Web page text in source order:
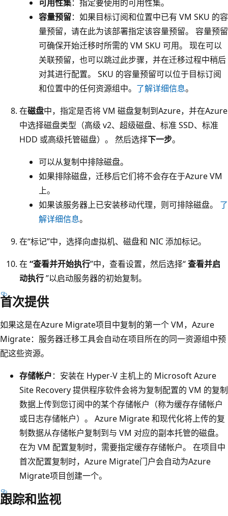
可用性集：指定要使用的可用性集。
容量预留：如果目标订阅和位置中已有 VM SKU 的容
量预留，请在此为该部署指定该容量预留。 容量预留
可确保开始迁移时所需的 VM SKU 可用。 现在可以
关联预留，也可以跳过此步骤，并在迁移过程中稍后
对其进行配置。 SKU 的容量预留可以位于目标订阅
和位置中的任何资源组中。 了解详细信息。
在磁盘中，指定是否将 VM 磁盘复制到Azure，并在Azure
中选择磁盘类型（高级 v2、超级磁盘、标准 SSD、标准
HDD 或高级托管磁盘）。 然后选择下一步。
可以从复制中排除磁盘。
如果排除磁盘，迁移后它们将不会存在于Azure VM
上。
如果该服务器上已安装移动代理，则可排除磁盘。 了
解详细信息。
在“标记”中，选择向虚拟机、磁盘和 NIC 添加标记。
在 “查看并开始执行”中，查看设置，然后选择“查看并启
动执行”以启动服务器的初始复制。
首次提供
如果这是在Azure Migrate项目中复制的第一个 VM，Azure
Migrate：服务器迁移工具会自动在项目所在的同一资源组中预
配这些资源。
存储帐户：安装在 Hyper-V 主机上的 Microsoft Azure
Site Recovery 提供程序软件会将为复制配置的 VM 的复制
数据上传到您订阅中的某个存储帐户（称为缓存存储帐户
或日志存储帐户）。 Azure Migrate 和现代化将上传的复
制数据从存储帐户复制到与 VM 对应的副本托管的磁盘。
在为 VM 配置复制时，需要指定缓存存储帐户。 在项目中
首次配置复制时，Azure Migrate门户会自动为Azure
Migrate项目创建一个。
跟踪和监视